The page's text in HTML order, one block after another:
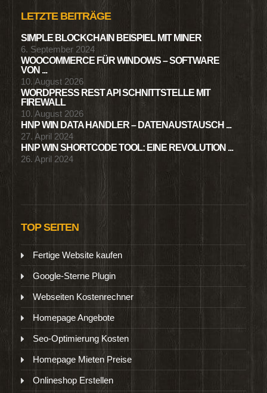
LETZTE BEITRÄGE
SIMPLE BLOCKCHAIN BEISPIEL MIT MINER
6. September 2024
WOOCOMMERCE FÜR WINDOWS – SOFTWARE
VON ...
10. August 2026
WORDPRESS REST API SCHNITTSTELLE MIT
FIREWALL
10. August 2026
HNP WIN DATA HANDLER – DATENAUSTAUSCH ...
27. April 2024
HNP WIN SHORTCODE TOOL: EINE REVOLUTION ...
26. April 2024
TOP SEITEN
Fertige Website kaufen
Google-Sterne Plugin
Webseiten Kostenrechner
Homepage Angebote
Seo-Optimierung Kosten
Homepage Mieten Preise
Onlineshop Erstellen